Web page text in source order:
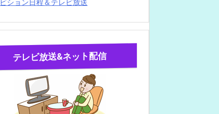
ション日程＆テレビ放送
テレビ放送&ネット配信